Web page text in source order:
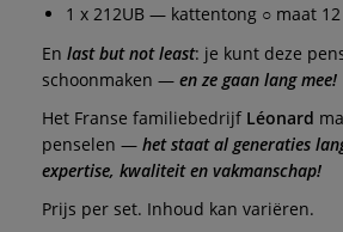
1 x 212UB — kattentong ○ maat 12
En last but not least: je kunt deze
schoonmaken — en ze gaan lang mee!
Het Franse familiebedrijf Léonard
penselen — het staat al generaties
expertise, kwaliteit en vakmanschap!
Prijs per set. Inhoud kan variëren.